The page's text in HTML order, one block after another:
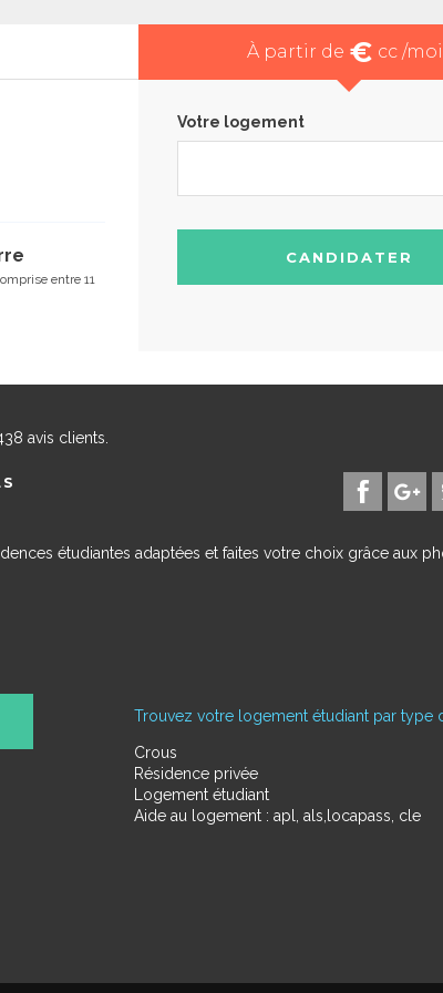
entre 11
À partir de € cc /
Votre logement
CANDIDATER
avis clients.
étudiantes adaptées et faites votre choix grâce aux
Trouvez votre logement étudiant par type
Crous
Résidence privée
Logement étudiant
Aide au logement : apl, als,locapass, cle